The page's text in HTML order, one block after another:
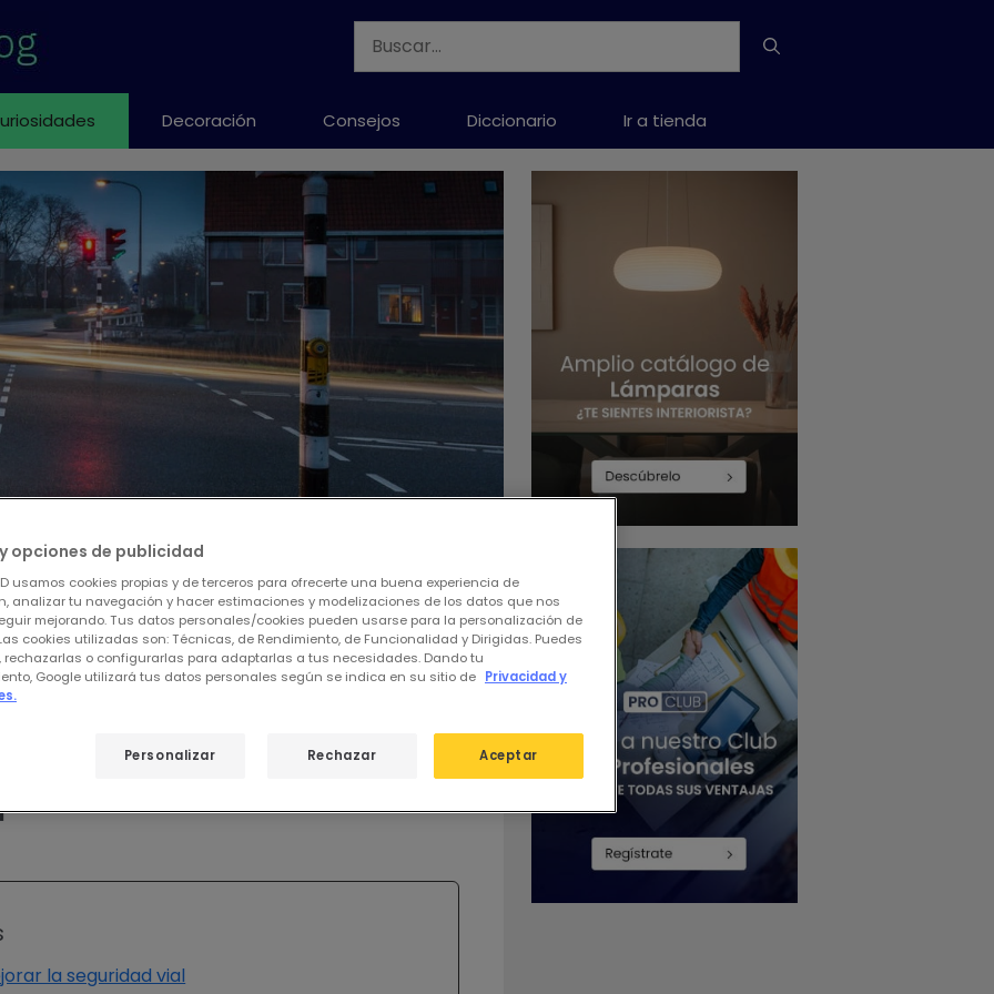
Buscar:
Decoración Consejos Diccionario Ir a tienda
la iluminación LED en
la seguridad vial
opciones de publicidad
usamos cookies propias y de terceros para ofrecerte una buena experiencia de
analizar tu navegación y hacer estimaciones y modelizaciones de los datos que nos
mejorando. Tus datos personales/cookies pueden usarse para la personalización de
cookies utilizadas son: Técnicas, de Rendimiento, de Funcionalidad y Dirigidas. Puedes
rechazarlas o configurarlas para adaptarlas a tus necesidades. Dando tu
Google utilizará tus datos personales según se indica en su sitio de Privacidad y
Rechazar Aceptar
Personalizar